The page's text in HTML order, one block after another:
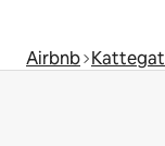
Airbnb Kattegat